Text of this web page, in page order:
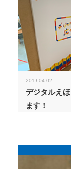
2019.04.02
デジタルえ
ます！